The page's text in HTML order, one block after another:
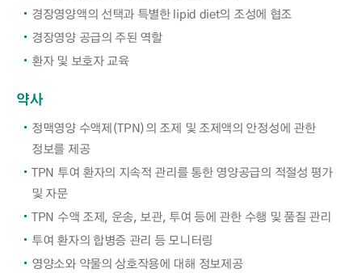
경장영양액의 선택과 특별한 lipid diet의 조성에 협조
경장영양 공급의 주된 역할
환자 및 보호자 교육
약사
정맥영양 수액제(TPN)의 조제 및 조제액의 안정성에 관한
정보를 제공
TPN 투여 환자의 지속적 관리를 통한 영양공급의 적절성 평가
및 자문
TPN 수액 조제, 운송, 보관, 투여 등에 관한 수행 및 품질 관리
투여 환자의 합병증 관리 등 모니터링
영양소와 약물의 상호작용에 대해 정보제공